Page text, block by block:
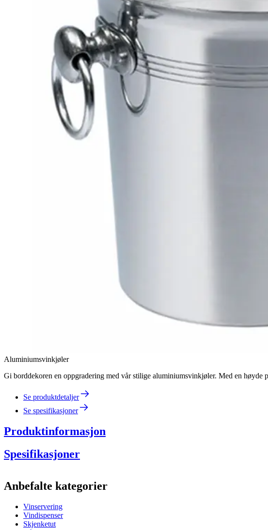
Aluminiumsvinkjøler
Gi borddekoren en oppgradering med vår stilige aluminiumsvinkjøler. Med en
Se produktdetaljer
Se spesifikasjoner
Produktinformasjon
Spesifikasjoner
ProduktnummerA074-1B
Dimensjoner (BxHxD cm)
Vekt (kg)1
Anbefalte kategorier
Vinservering
Vindispenser
Skjenketut